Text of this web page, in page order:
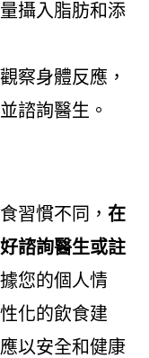
攝入脂肪和添
察身體反應，
諮詢醫生。
習慣不同， 在
諮詢醫生或註
您的個人情
化的飲食建
以安全和健康